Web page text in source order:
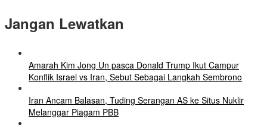
Jangan Lewatkan
Amarah Kim Jong Un pasca Donald Trump Ikut Campur
Konflik Israel vs Iran, Sebut Sebagai Langkah Sembrono
Iran Ancam Balasan, Tuding Serangan AS ke Situs Nuklir
Melanggar Piagam PBB